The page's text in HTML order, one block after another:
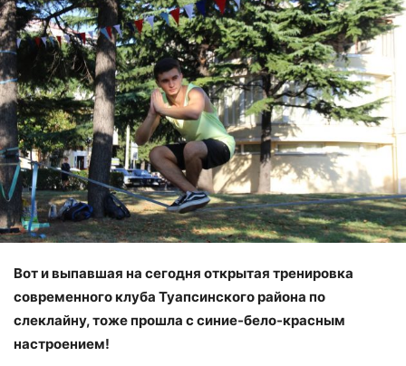
Вот и выпавшая на сегодня открытая тренировка
современного клуба Туапсинского района по
слеклайну, тоже прошла с синие-бело-красным
настроением!